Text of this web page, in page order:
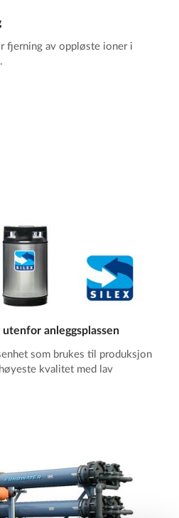
fjerning av oppløste ioner i
anleggsplassen
som brukes til produksjon
kvalitet med lav